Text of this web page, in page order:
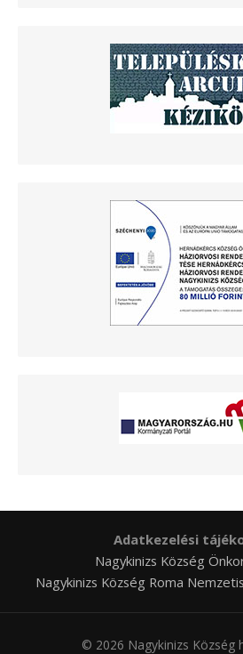
Adatkezelési
Nagykinizs Község
Nagykinizs Község Roma
© 2026 Nagykinizs Község